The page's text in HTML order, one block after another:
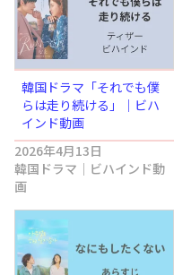
韓国ドラマ「それでも僕
らは走り続ける」｜ビハ
インド動画
2026年4月13日
韓国ドラマ｜ビハインド動
画